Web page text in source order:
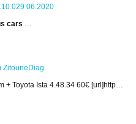
06.2020
cars ( Support All Techstream
ZitouneDiag
+ Toyota Ista 4.48.34 60€ [url]https://youtu.be/fYYgCLEfi8w?si=SjPJnX_EXzyZwy1v[/url]